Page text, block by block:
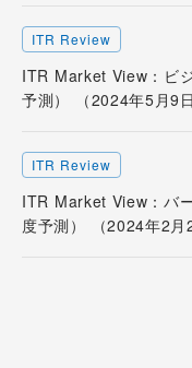
ITR Review
ITR Market View：ビ
予測） （2024年5月9日
ITR Review
ITR Market View：バ
度予測） （2024年2月